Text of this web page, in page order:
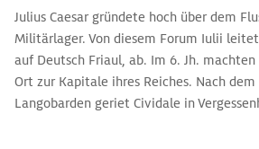
Julius Caesar gründete hoch über dem
Militärlager. Von diesem Forum Iulii
auf Deutsch Friaul, ab. Im 6. Jh.
Ort zur Kapitale ihres Reiches. Nach
Langobarden geriet Cividale in